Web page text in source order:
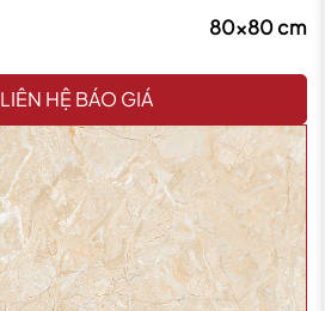
80x80 cm
LIÊN HỆ BÁO GIÁ